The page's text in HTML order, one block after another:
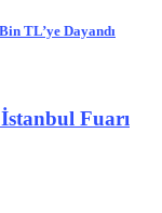
TL’ye Dayandı
Fuarı